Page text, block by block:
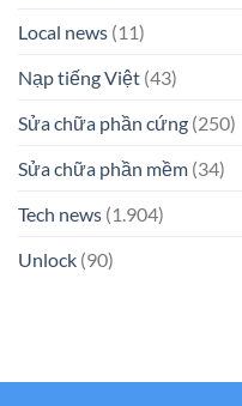
Local news (11)
Nạp tiếng Việt (43)
Sửa chữa phần cứng (250)
Sửa chữa phần mềm (34)
Tech news (1.904)
Unlock (90)